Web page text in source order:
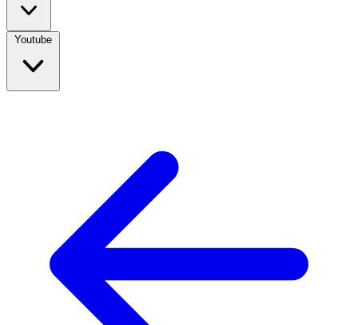
Youtube